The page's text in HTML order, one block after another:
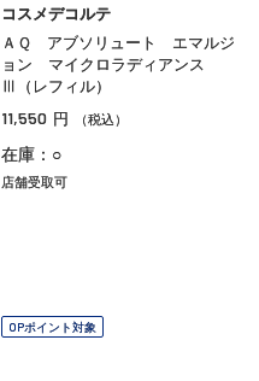
コスメデコルテ
ＡＱ アブソリュート エマルジ
ョン マイクロラディアンス
Ⅲ（レフィル）
11,550 円 （税込）
在庫：○
店舗受取可
OPポイント対象